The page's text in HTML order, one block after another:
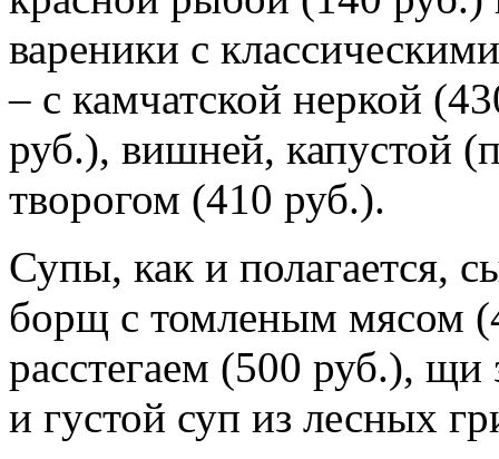
вареники с
– с камчатской неркой
руб.), вишней, капустой
творогом (410 руб.).
Супы, как и полагается,
борщ с томленым мясом
расстегаем (500 руб.),
и густой суп из лесных